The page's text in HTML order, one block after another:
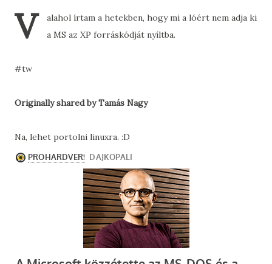
V
alahol írtam a hetekben, hogy mi a lóért nem adja ki
a MS az XP forráskódját nyíltba.
#tw
Originally shared by Tamás Nagy
Na, lehet portolni linuxra. :D